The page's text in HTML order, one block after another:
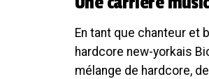
En tant que chanteur et
hardcore new-yorkais
mélange de hardcore,